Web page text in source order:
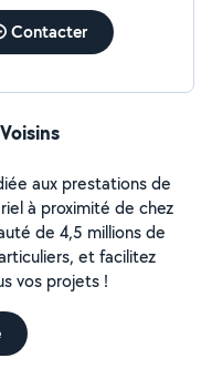
Contacter
aux prestations de
à proximité de chez
de 4,5 millions de
et facilitez
vos projets !